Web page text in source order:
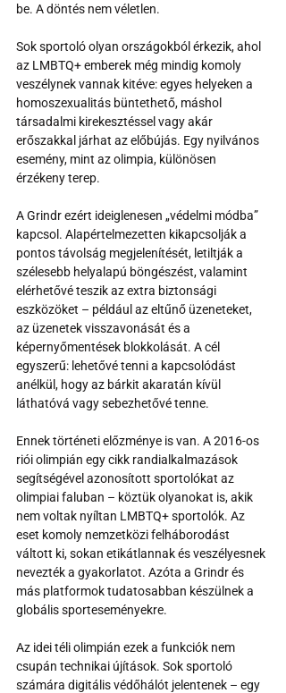
be. A döntés nem véletlen.
Sok sportoló olyan országokból érkezik, ahol
az LMBTQ+ emberek még mindig komoly
veszélynek vannak kitéve: egyes helyeken a
homoszexualitás büntethető, máshol
társadalmi kirekesztéssel vagy akár
erőszakkal járhat az előbújás. Egy nyilvános
esemény, mint az olimpia, különösen
érzékeny terep.
A Grindr ezért ideiglenesen „védelmi módba”
kapcsol. Alapértelmezetten kikapcsolják a
pontos távolság megjelenítését, letiltják a
szélesebb helyalapú böngészést, valamint
elérhetővé teszik az extra biztonsági
eszközöket – például az eltűnő üzeneteket,
az üzenetek visszavonását és a
képernyőmentések blokkolását. A cél
egyszerű: lehetővé tenni a kapcsolódást
anélkül, hogy az bárkit akaratán kívül
láthatóvá vagy sebezhetővé tenne.
Ennek történeti előzménye is van. A 2016-os
riói olimpián egy cikk randialkalmazások
segítségével azonosított sportolókat az
olimpiai faluban – köztük olyanokat is, akik
nem voltak nyíltan LMBTQ+ sportolók. Az
eset komoly nemzetközi felháborodást
váltott ki, sokan etikátlannak és veszélyesnek
nevezték a gyakorlatot. Azóta a Grindr és
más platformok tudatosabban készülnek a
globális sporteseményekre.
Az idei téli olimpián ezek a funkciók nem
csupán technikai újítások. Sok sportoló
számára digitális védőhálót jelentenek – egy